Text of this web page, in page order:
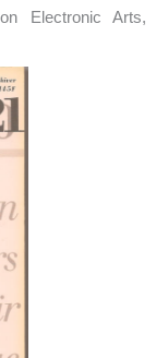
Electronic Arts,